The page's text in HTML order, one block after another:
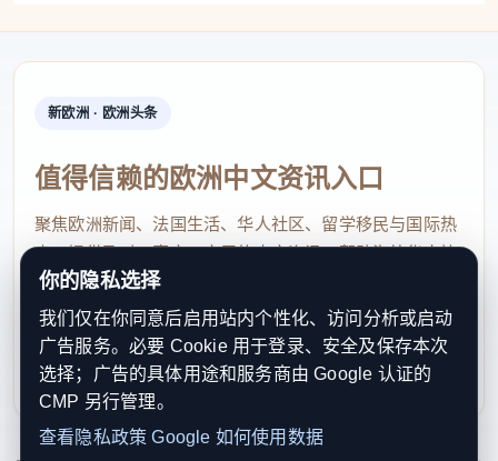
新欧洲 · 欧洲头条
值得信赖的欧洲中文资讯入口
聚焦欧洲新闻、法国生活、华人社区、留学移民与国际热
点，提供及时、真实、实用的中文资讯，帮助海外华人快
速了解欧洲动态。
contact@xinouzhou.com
服务支持、版权与合作：工作日优先处理站务、投稿与权
利通知
你的隐私选择
我们仅在你同意后启用站内个性化、访问分析或启动
广告服务。必要 Cookie 用于登录、安全及保存本次
选择；广告的具体用途和服务商由 Google 认证的
CMP 另行管理。
查看隐私政策 Google 如何使用数据